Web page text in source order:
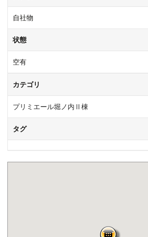
自社物
状態
空有
カテゴリ
プリミエール堀ノ内Ⅱ棟
タグ